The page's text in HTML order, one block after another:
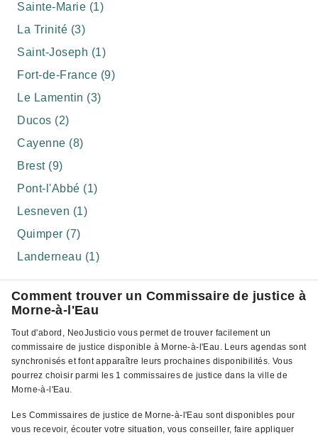
Sainte-Marie (1)
La Trinité (3)
Saint-Joseph (1)
Fort-de-France (9)
Le Lamentin (3)
Ducos (2)
Cayenne (8)
Brest (9)
Pont-l'Abbé (1)
Lesneven (1)
Quimper (7)
Landerneau (1)
Comment trouver un Commissaire de justice à
Morne-à-l'Eau
Tout d'abord, NeoJusticio vous permet de trouver facilement un
commissaire de justice disponible à Morne-à-l'Eau. Leurs agendas sont
synchronisés et font apparaître leurs prochaines disponibilités. Vous
pourrez choisir parmi les 1 commissaires de justice dans la ville de
Morne-à-l'Eau.
Les Commissaires de justice de Morne-à-l'Eau sont disponibles pour
vous recevoir, écouter votre situation, vous conseiller, faire appliquer